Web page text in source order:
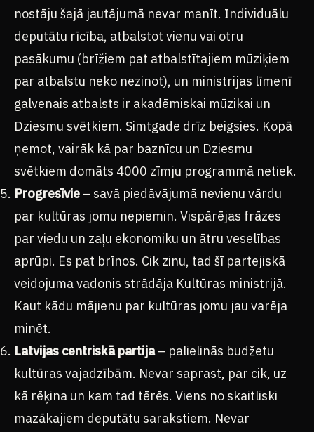
nostāju šajā jautājumā nevar manīt. Individuālu
deputātu rīcība, atbalstot vienu vai otru
pasākumu (brīžiem pat atbalstītajiem mūziķiem
par atbalstu neko nezinot), un ministrijas līmenī
galvenais atbalsts ir akadēmiskai mūzikai un
Dziesmu svētkiem. Simtgade drīz beigsies. Kopā
ņemot, vairāk kā par baznīcu un Dziesmu
svētkiem domāts 4000 zīmju programmā netiek.
Progresīvie – savā piedāvājumā nevienu vārdu
par kultūras jomu nepiemin. Vispārējas frāzes
par viedu un zaļu ekonomiku un ātru veselības
aprūpi. Es pat brīnos. Cik zinu, tad šī partejiskā
veidojuma vadonis strādāja Kultūras ministrijā.
Kaut kādu mājienu par kultūras jomu jau varēja
minēt.
Latvijas centriskā partija– palielinās budžetu
kultūras vajadzībām. Nevar saprast, par cik, uz
kā rēķina un kam tad tērēs. Viens no skaitliski
mazākajiem deputātu sarakstiem. Nevar